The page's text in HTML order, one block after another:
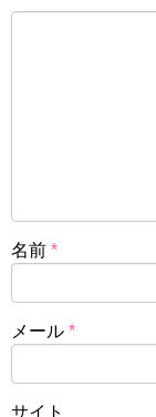
名前 *
メール *
サイト